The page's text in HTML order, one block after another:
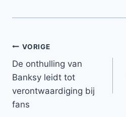
Bericht
navigatie
VORIGE
De onthulling van
Banksy leidt tot
verontwaardiging bij
fans